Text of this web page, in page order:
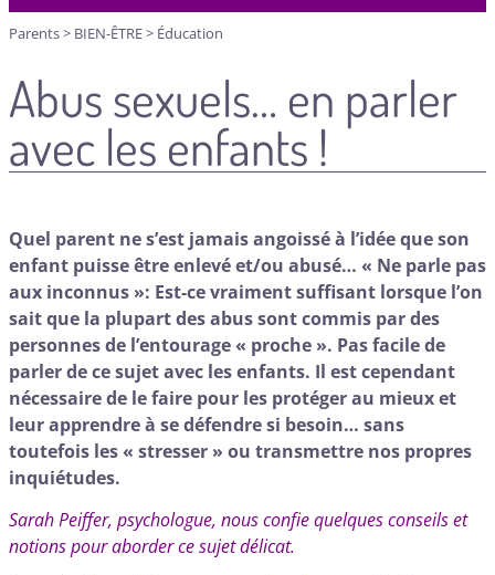
Parents> BIEN-ÊTRE> Éducation
Abus sexuels… en parler
avec les enfants !
Quel parent ne s’est jamais angoissé à l’idée que son
enfant puisse être enlevé et/ou abusé… « Ne parle pas
aux inconnus »: Est-ce vraiment suffisant lorsque l’on
sait que la plupart des abus sont commis par des
personnes de l’entourage « proche ». Pas facile de
parler de ce sujet avec les enfants. Il est cependant
nécessaire de le faire pour les protéger au mieux et
leur apprendre à se défendre si besoin… sans
toutefois les « stresser » ou transmettre nos propres
inquiétudes.
Sarah Peiffer, psychologue, nous confie quelques conseils et
notions pour aborder ce sujet délicat.